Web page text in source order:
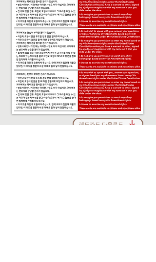
레드카드 다운로드